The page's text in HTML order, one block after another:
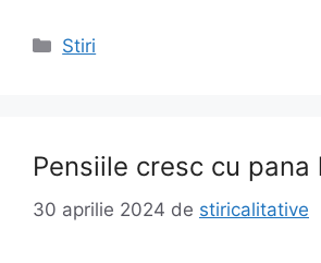
Categorii
Stiri
Pensiile cresc cu pana
30 aprilie 2024 de stiricalitative